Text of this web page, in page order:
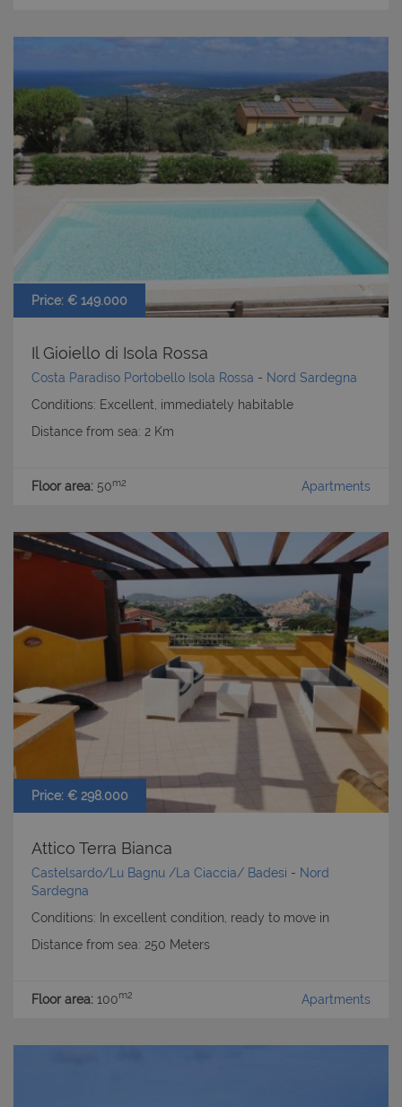
Price: € 149.000
Il Gioiello di Isola Rossa
Costa Paradiso Portobello Isola Rossa - Nord Sardegna
Conditions: Excellent, immediately habitable
Distance from sea: 2 Km
Floor area: 50m2 Apartments
Price: € 298.000
Attico Terra Bianca
Castelsardo/Lu Bagnu /La Ciaccia/ Badesi - Nord
Sardegna
Conditions: In excellent condition, ready to move in
Distance from sea: 250 Meters
Floor area: 100m2 Apartments